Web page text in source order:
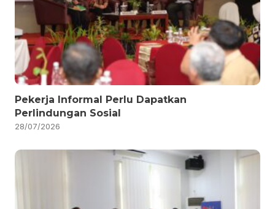
Pekerja Informal Perlu Dapatkan
Perlindungan Sosial
28/07/2026